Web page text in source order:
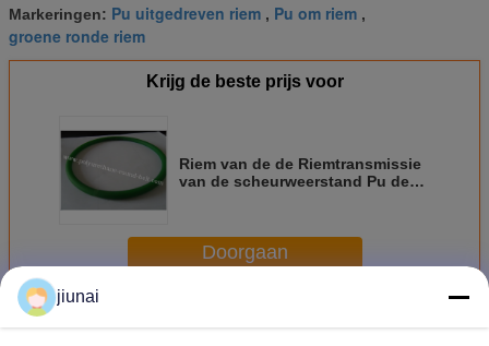
Markeringen: Pu uitgedreven riem , Pu om riem ,
groene ronde riem
Krijg de beste prijs voor
Riem van de de Riemtransmissie
van de scheurweerstand Pu de
Doorgaan
MeerPolyurethaan om Riem
jiunai